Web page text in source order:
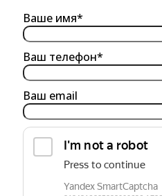
Ваше имя*
Ваш телефон*
Ваш email
Я согласен наобработку